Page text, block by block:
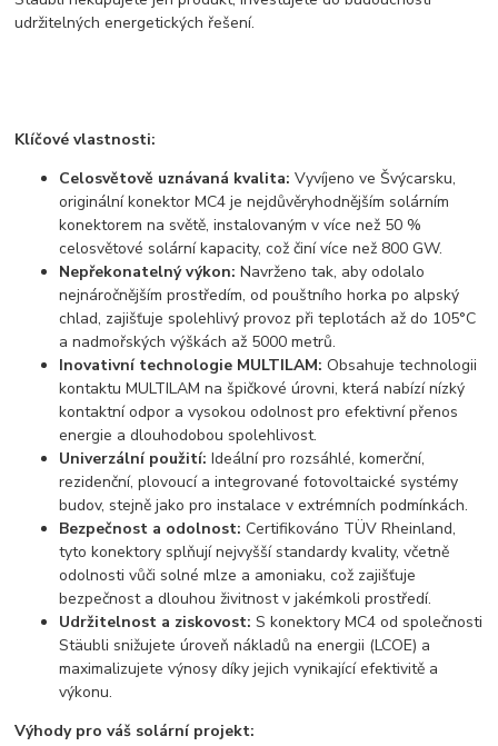
udržitelných energetických řešení.
Klíčové vlastnosti:
Celosvětově uznávaná kvalita:Vyvíjeno ve Švýcarsku,
originální konektor MC4 je nejdůvěryhodnějším solárním
konektorem na světě, instalovaným v více než 50 %
celosvětové solární kapacity, což činí více než 800 GW.
Nepřekonatelný výkon: Navrženo tak, aby odolalo
nejnáročnějším prostředím, od pouštního horka po alpský
chlad, zajišťuje spolehlivý provoz při teplotách až do 105°C
a nadmořských výškách až 5000 metrů.
Inovativní technologie MULTILAM: Obsahuje technologii
kontaktu MULTILAM na špičkové úrovni, která nabízí nízký
kontaktní odpor a vysokou odolnost pro efektivní přenos
energie a dlouhodobou spolehlivost.
Univerzální použití: Ideální pro rozsáhlé, komerční,
rezidenční, plovoucí a integrované fotovoltaické systémy
budov, stejně jako pro instalace v extrémních podmínkách.
Bezpečnost a odolnost: Certifikováno TÜV Rheinland,
tyto konektory splňují nejvyšší standardy kvality, včetně
odolnosti vůči solné mlze a amoniaku, což zajišťuje
bezpečnost a dlouhou živitnost v jakémkoli prostředí.
Udržitelnost a ziskovost: S konektory MC4 od společnosti
Stäubli snižujete úroveň nákladů na energii (LCOE) a
maximalizujete výnosy díky jejich vynikající efektivitě a
výkonu.
Výhody pro váš solární projekt: